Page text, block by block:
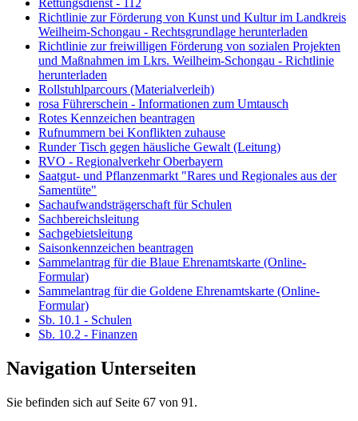
Rettungsdienst - 112
Richtlinie zur Förderung von Kunst und Kultur im Landkreis
Weilheim-Schongau - Rechtsgrundlage herunterladen
Richtlinie zur freiwilligen Förderung von sozialen Projekten
und Maßnahmen im Lkrs. Weilheim-Schongau - Richtlinie
herunterladen
Rollstuhlparcours (Materialverleih)
rosa Führerschein - Informationen zum Umtausch
Rotes Kennzeichen beantragen
Rufnummern bei Konflikten zuhause
Runder Tisch gegen häusliche Gewalt (Leitung)
RVO - Regionalverkehr Oberbayern
Saatgut- und Pflanzenmarkt "Rares und Regionales aus der
Samentüte"
Sachaufwandsträgerschaft für Schulen
Sachbereichsleitung
Sachgebietsleitung
Saisonkennzeichen beantragen
Sammelantrag für die Blaue Ehrenamtskarte (Online-
Formular)
Sammelantrag für die Goldene Ehrenamtskarte (Online-
Formular)
Sb. 10.1 - Schulen
Sb. 10.2 - Finanzen
Navigation Unterseiten
Sie befinden sich auf Seite 67 von 91.